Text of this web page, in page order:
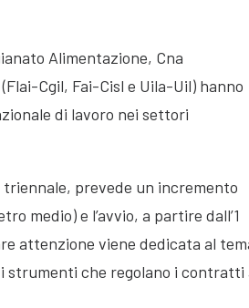
Alimentazione, Cna
Cgil, Fai-Cisl e Uila-Uil) hanno
di lavoro nei settori
triennale, prevede un incremento
medio) e l’avvio, a partire dall’1
attenzione viene dedicata al
strumenti che regolano i contratti